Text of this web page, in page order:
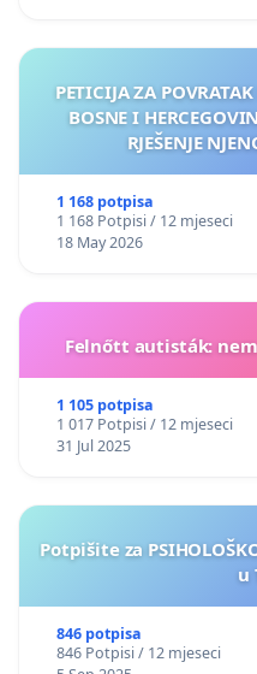
PETICIJA ZA
BOSNE I
RJEŠENJE
1 168 potpisa
1 168 Potpisi / 12 mjeseci
18 May 2026
Felnőtt autisták:
1 105 potpisa
1 017 Potpisi / 12 mjeseci
31 Jul 2025
Potpišite za
u
846 potpisa
846 Potpisi / 12 mjeseci